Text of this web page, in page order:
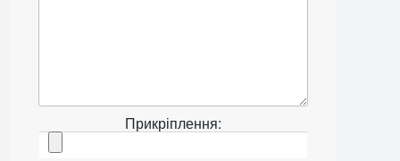
Прикріплення: